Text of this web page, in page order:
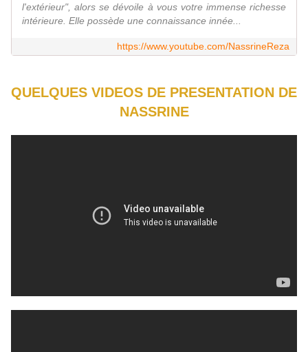
l'extérieur", alors se dévoile à vous votre immense richesse
intérieure. Elle possède une connaissance innée...
https://www.youtube.com/NassrineReza
QUELQUES VIDEOS DE PRESENTATION DE
NASSRINE